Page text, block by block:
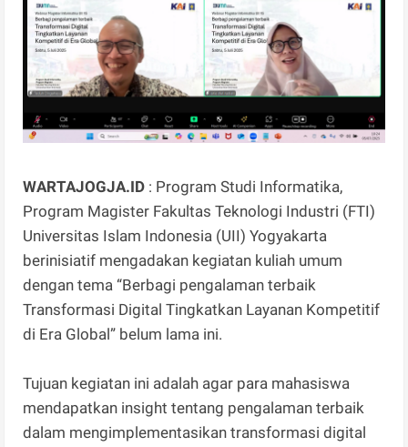
WARTAJOGJA.ID : Program Studi Informatika,
Program Magister Fakultas Teknologi Industri (FTI)
Universitas Islam Indonesia (UII) Yogyakarta
berinisiatif mengadakan kegiatan kuliah umum
dengan tema “Berbagi pengalaman terbaik
Transformasi Digital Tingkatkan Layanan Kompetitif
di Era Global” belum lama ini.
Tujuan kegiatan ini adalah agar para mahasiswa
mendapatkan insight tentang pengalaman terbaik
dalam mengimplementasikan transformasi digital